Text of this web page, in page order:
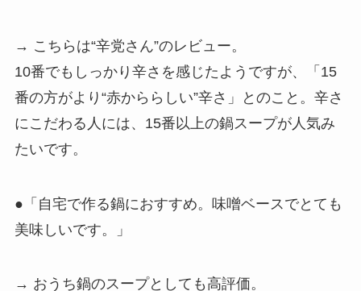
→ こちらは“辛党さん”のレビュー。
10番でもしっかり辛さを感じたようですが、「15
番の方がより“赤かららしい”辛さ」とのこと。辛さ
にこだわる人には、15番以上の鍋スープが人気み
たいです。
●「自宅で作る鍋におすすめ。味噌ベースでとても
美味しいです。」
→ おうち鍋のスープとしても高評価。